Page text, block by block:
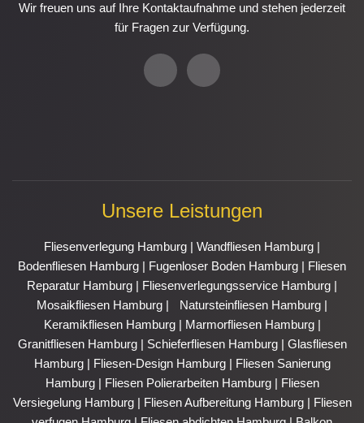
Wir freuen uns auf Ihre Kontaktaufnahme und stehen jederzeit
für Fragen zur Verfügung.
P
o
E
v
Unsere Leistungen
Fliesenverlegung Hamburg Wandfliesen Hamburg
Bodenfliesen Hamburg
Fugenloser Boden Hamburg
Fliesen
Reparatur Hamburg
Fliesenverlegungsservice Hamburg
Mosaikfliesen Hamburg
Natursteinfliesen Hamburg
Keramikfliesen Hamburg| Marmorfliesen Hamburg|
Granitfliesen Hamburg| Schieferfliesen Hamburg| Glasfliesen
Hamburg| Fliesen-Design Hamburg|
Fliesen Sanierung
Hamburg| Fliesen Polierarbeiten Hamburg|
Fliesen
Versiegelung Hamburg| Fliesen Aufbereitung Hamburg|
Fliesen